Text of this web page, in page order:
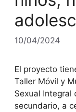
10/04/2024
El proyecto
Taller Móvil y
Sexual Integral
secundario, a